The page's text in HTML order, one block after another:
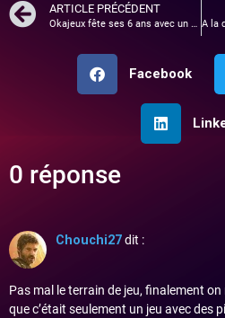
ARTICLE PRÉCÉDENT
Facebook
0 réponse
Chouchi27dit :
Pas mal le terrain de jeu, finalement
que c’était seulement un jeu avec des